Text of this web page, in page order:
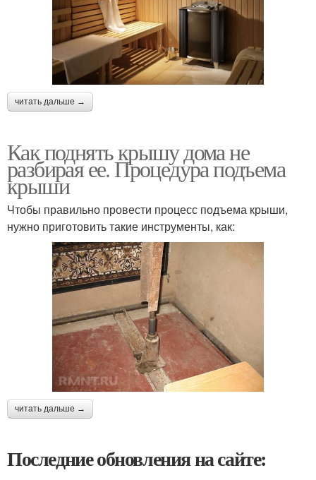
читать дальше →
Как поднять крышу дома не
разбирая ее. Процедура подъема
крыши
Чтобы правильно провести процесс подъема крыши,
нужно приготовить такие инструменты, как:
читать дальше →
Последние обновления на сайте: